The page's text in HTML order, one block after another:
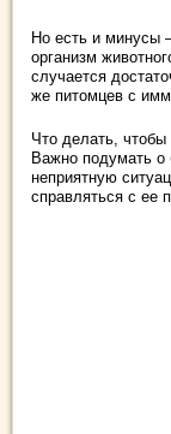
Но есть и минусы
организм
случается
же питомцев с
Что делать,
Важно подумать о
неприятную
справляться с ее